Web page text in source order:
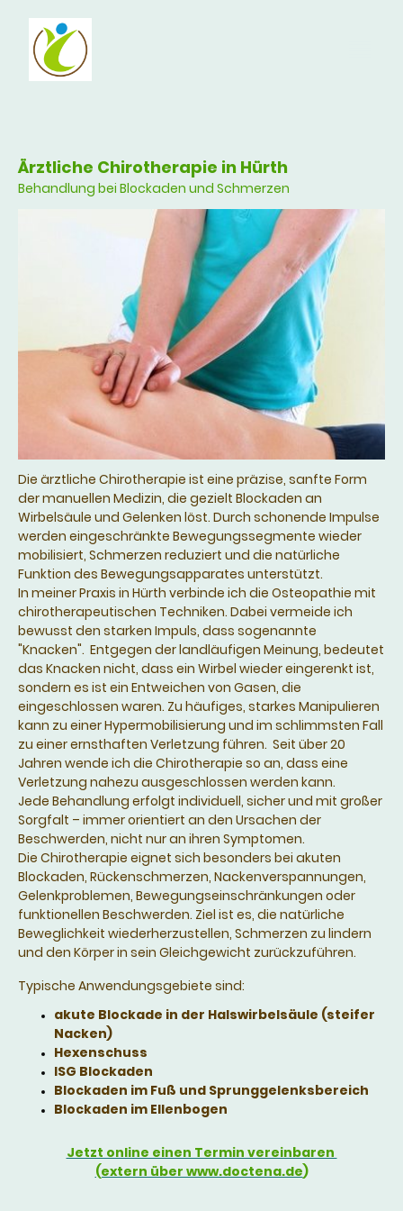
Ärztliche Chirotherapie in Hürth
Behandlung bei Blockaden und Schmerzen
Die ärztliche Chirotherapie ist eine präzise, sanfte Form
der manuellen Medizin, die gezielt Blockaden an
Wirbelsäule und Gelenken löst. Durch schonende Impulse
werden eingeschränkte Bewegungssegmente wieder
mobilisiert, Schmerzen reduziert und die natürliche
Funktion des Bewegungsapparates unterstützt.
In meiner Praxis in Hürth verbinde ich die Osteopathie mit
chirotherapeutischen Techniken. Dabei vermeide ich
bewusst den starken Impuls, dass sogenannte
"Knacken". Entgegen der landläufigen Meinung, bedeutet
das Knacken nicht, dass ein Wirbel wieder eingerenkt ist,
sondern es ist ein Entweichen von Gasen, die
eingeschlossen waren. Zu häufiges, starkes Manipulieren
kann zu einer Hypermobilisierung und im schlimmsten Fall
zu einer ernsthaften Verletzung führen. Seit über 20
Jahren wende ich die Chirotherapie so an, dass eine
Verletzung nahezu ausgeschlossen werden kann.
Jede Behandlung erfolgt individuell, sicher und mit großer
Sorgfalt – immer orientiert an den Ursachen der
Beschwerden, nicht nur an ihren Symptomen.
Die Chirotherapie eignet sich besonders bei akuten
Blockaden, Rückenschmerzen, Nackenverspannungen,
Gelenkproblemen, Bewegungseinschränkungen oder
funktionellen Beschwerden. Ziel ist es, die natürliche
Beweglichkeit wiederherzustellen, Schmerzen zu lindern
und den Körper in sein Gleichgewicht zurückzuführen.
Typische Anwendungsgebiete sind:
akute Blockade in der Halswirbelsäule (steifer
Nacken)
Hexenschuss
ISG Blockaden
Blockaden im Fuß und Sprunggelenksbereich
Blockaden im Ellenbogen
Jetzt online einen Termin vereinbaren
(extern über www.doctena.de)